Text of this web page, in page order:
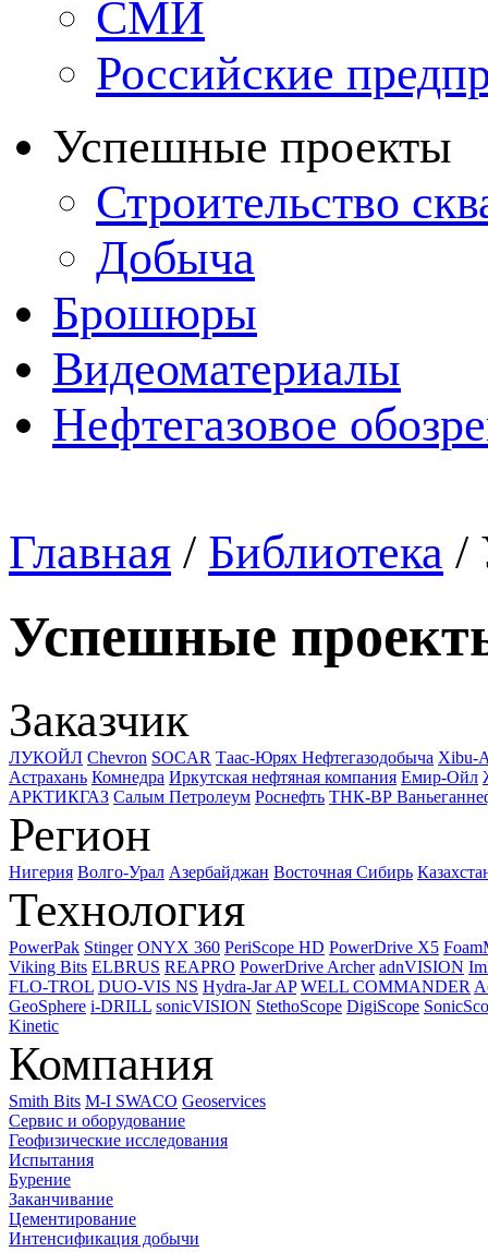
СМИ
Российские
Успешные проекты
Строительство
Добыча
Брошюры
Видеоматериалы
Нефтегазовое
Главная / Библиотека /
Успешные
Заказчик
ЛУКОЙЛ Chevron SOCAR Таас-Юрях Нефтегазодобыча Xibu-
Астрахань Комнедра Иркутская нефтяная компания Емир-Ойл
АРКТИКГАЗ Салым Петролеум Роснефть ТНК-ВР
Регион
Нигерия Волго-Урал Азербайджан Восточная Сибирь
Технология
PowerPak Stinger ONYX 360 PeriScope HD PowerDrive X5
Viking Bits ELBRUS REAPRO PowerDrive Archer adnVISION
FLO-TROL DUO-VIS NS Hydra-Jar AP WELL COMMANDER
GeoSphere i-DRILL sonicVISION StethoScope DigiScope
Kinetic
Компания
Smith Bits M-I SWACO Geoservices
Сервис и оборудование
Геофизические исследования
Испытания
Бурение
Заканчивание
Цементирование
Интенсификация добычи